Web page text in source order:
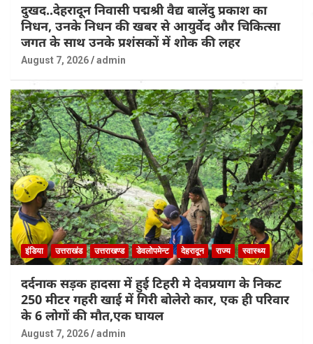
दुखद..देहरादून निवासी पद्मश्री वैद्य बालेंदु प्रकाश का
निधन, उनके निधन की खबर से आयुर्वेद और चिकित्सा
जगत के साथ उनके प्रशंसकों में शोक की लहर
August 7, 2026 admin
इंडिया उत्तराखंड उत्तराखण्ड डेवलोपमेन्ट देहरादून राज्य स्वास्थ्य
दर्दनाक सड़क हादसा में हुई टिहरी मे देवप्रयाग के निकट
250 मीटर गहरी खाई में गिरी बोलेरो कार, एक ही परिवार
के 6 लोगों की मौत,एक घायल
August 7, 2026 admin